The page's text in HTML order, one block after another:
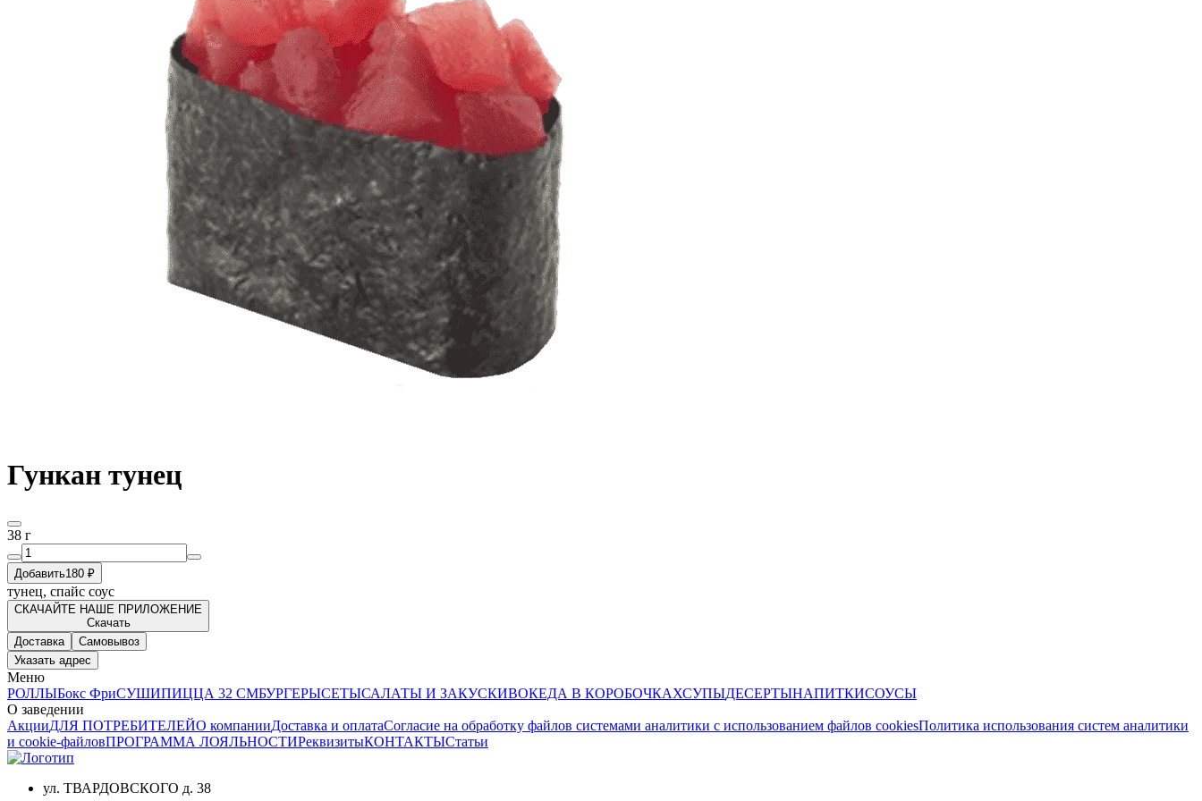
Гункан тунец
38 г
Добавить180 ₽
тунец, спайс соус
СКАЧАЙТЕ НАШЕ ПРИЛОЖЕНИЕ
Скачать
Доставка
Самовывоз
Указать адрес
Меню
РОЛЛЫБокс ФриСУШИПИЦЦА 32 СМБУРГЕРЫСЕТЫСАЛАТЫ И ЗАКУСКИВОКЕДА В КОРОБОЧКАХСУПЫДЕСЕРТЫНАПИТКИСОУСЫ
О заведении
АкцииДЛЯ ПОТРЕБИТЕЛЕЙО компанииДоставка и оплатаСогласие на обработку файлов системами аналитики с использованием файлов cookiesПолитика использования систем аналитики
и cookie-файловПРОГРАММА ЛОЯЛЬНОСТИРеквизитыКОНТАКТЫСтатьи
ул. ТВАРДОВСКОГО д. 38